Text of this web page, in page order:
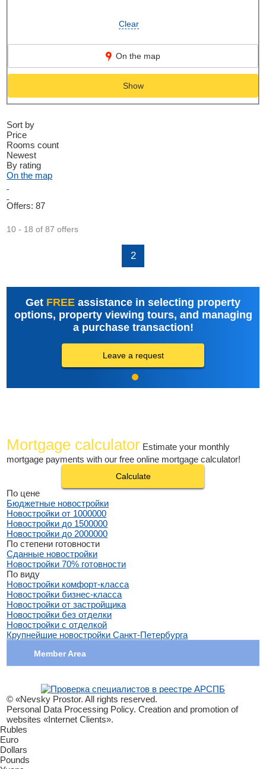
Clear
On the map
Show
Sort by
Price
Rooms count
Newest
By rating
On the map
Offers: 87
10 - 18 of 87 offers
2
Get FREE assistance in selecting property
options, property viewing tours, and managing
a purchase transaction!
Leave a request
Mortgage calculator Estimate your monthly
mortgage payments with our free online mortgage calculator!
Calculate
По цене
Бюджетные новостройки
Новостройки от 1000000
Новостройки до 1500000
Новостройки до 2000000
По степени готовности
Сданные новостройки
Новостройки 70% готовности
По виду
Новостройки комфорт-класса
Новостройки бизнес-класса
Новостройки от застройщика
Новостройки без отделки
Новостройки с отделкой
Крупнейшие новостройки Санкт-Петербурга
Member Area
© «Nevsky Prostor. All rights reserved.
Personal Data Processing Policy. Creation and promotion of
websites «Internet Clients».
Rubles
Euro
Dollars
Pounds